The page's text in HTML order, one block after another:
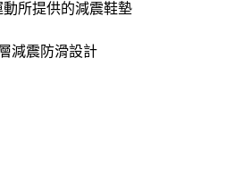
所提供的減震鞋墊
減震防滑設計